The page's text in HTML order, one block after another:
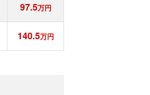
97.5万円
140.5万円